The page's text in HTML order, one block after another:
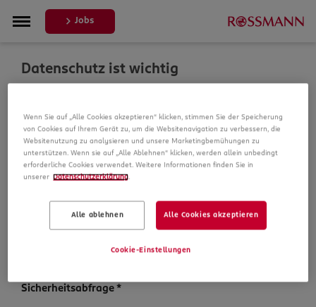
Jobs
Datenschutz ist wichtig
verarbeiten wir Daten von Ihnen. In unseren
Datenschutzbestimmungen informieren wir Sie über die
Datenspeicherung und Ihre Rechte, bevor Sie mit Ihrer
Bewerbung fortfahren.
Datenschutz­hinweise
Datenschutzhinweise
Sicherheits­abfrage *
Wenn Sie auf „Alle Cookies akzeptieren“ klicken, stimmen Sie der Speicherung
von Cookies auf Ihrem Gerät zu, um die Websitenavigation zu verbessern, die
Websitenutzung zu analysieren und unsere Marketingbemühungen zu
unterstützen. Wenn sie auf „Alle Ablehnen“ klicken, werden allein unbedingt
erforderliche Cookies verwendet. Weitere Informationen finden Sie in
unserer Datenschutzerklärung
Alle ablehnen Alle Cookies akzeptieren
Cookie-Einstellungen